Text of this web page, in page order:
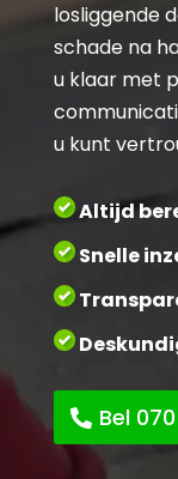
losliggende
schade na
u klaar met
u kunt
Altijd
Snelle
Bel